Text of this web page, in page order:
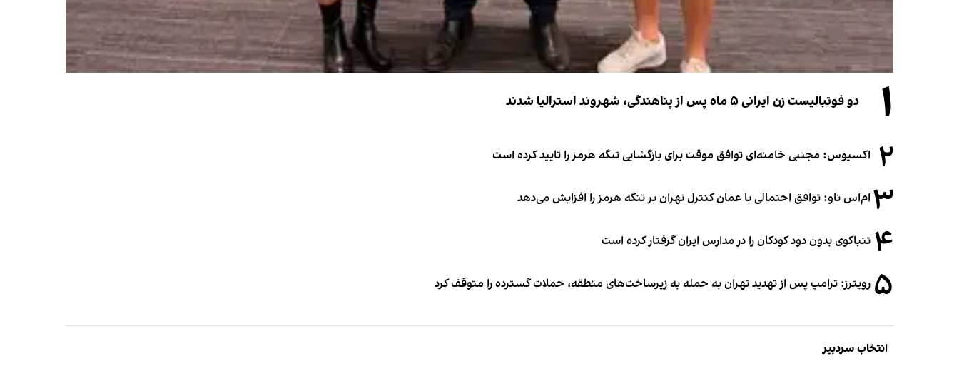
۱ دو فوتبالیست زن ایرانی ۵ ماه پس از پناهندگی، شهروند استرالیا شدند
۲ اکسیوس: مجتبی خامنه‌ای توافق موقت برای بازگشایی تنگه هرمز را تایید کرده است
۳ ام‌اس ناو: توافق احتمالی با عمان کنترل تهران بر تنگه هرمز را افزایش می‌دهد
۴ تنباکوی بدون دود کودکان را در مدارس ایران گرفتار کرده است
۵ رویترز: ترامپ پس از تهدید تهران به حمله به زیرساخت‌های منطقه، حملات گسترده را متوقف کرد
انتخاب سردبیر